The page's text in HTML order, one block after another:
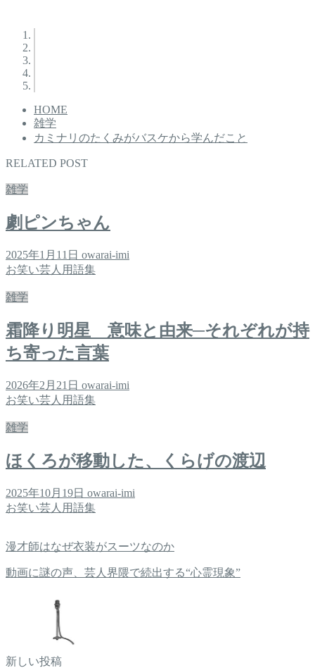
HOME
雑学
カミナリのたくみがバスケから学んだこと
RELATED POST
雑学
劇ピンちゃん
2025年1月11日 owarai-imi
お笑い芸人用語集
雑学
霜降り明星 意味と由来─それぞれが持
ち寄った言葉
2026年2月21日 owarai-imi
お笑い芸人用語集
雑学
ほくろが移動した、くらげの渡辺
2025年10月19日 owarai-imi
お笑い芸人用語集
漫才師はなぜ衣装がスーツなのか
動画に謎の声、芸人界隈で続出する“心霊現象”
新しい投稿